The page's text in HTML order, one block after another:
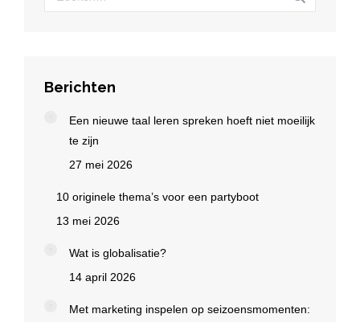
Berichten
Een nieuwe taal leren spreken hoeft niet moeilijk
te zijn
27 mei 2026
10 originele thema’s voor een partyboot
13 mei 2026
Wat is globalisatie?
14 april 2026
Met marketing inspelen op seizoensmomenten: